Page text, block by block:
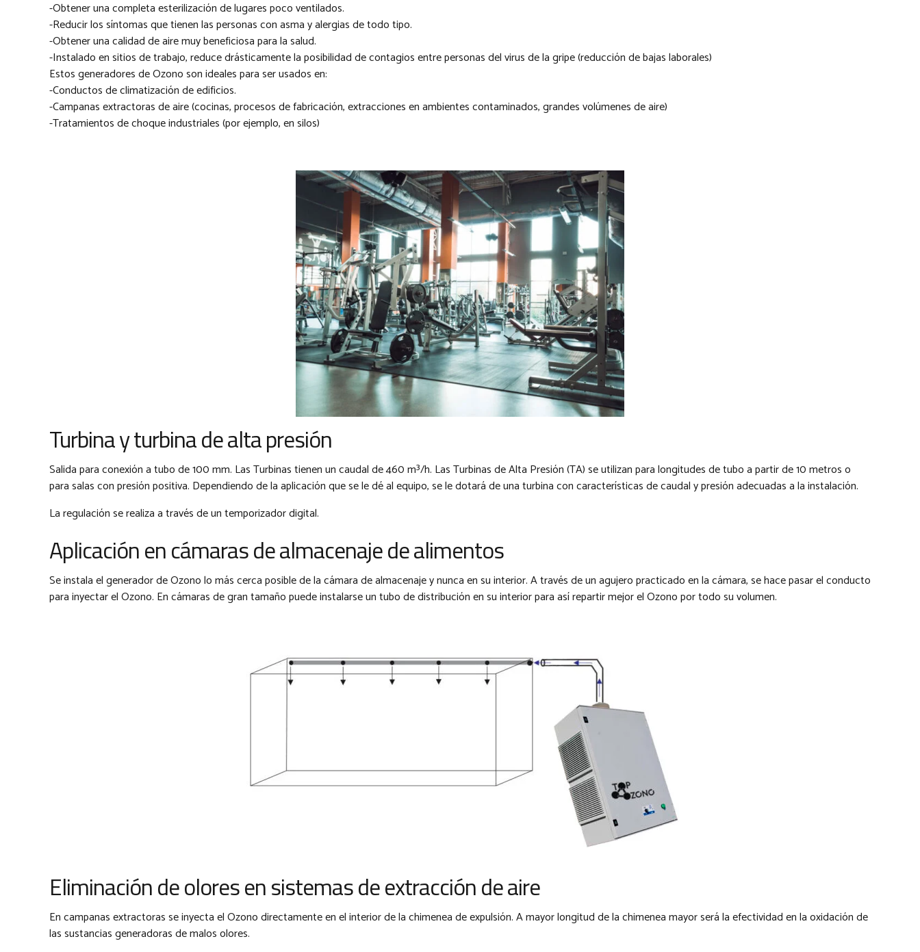
-Obtener una completa esterilización de lugares poco ventilados.
-Reducir los síntomas que tienen las personas con asma y alergias de todo tipo.
-Obtener una calidad de aire muy beneficiosa para la salud.
-Instalado en sitios de trabajo, reduce drásticamente la posibilidad de contagios entre personas del virus de la gripe (reducción de bajas laborales)
Estos generadores de Ozono son ideales para ser usados en:
-Conductos de climatización de edificios.
-Campanas extractoras de aire (cocinas, procesos de fabricación, extracciones en ambientes contaminados, grandes volúmenes de aire)
-Tratamientos de choque industriales (por ejemplo, en silos)
Turbina y turbina de alta presión
Salida para conexión a tubo de 100 mm. Las Turbinas tienen un caudal de 460 m³/h. Las Turbinas de Alta Presión (TA) se utilizan para longitudes de tubo a partir de 10 metros o
para salas con presión positiva. Dependiendo de la aplicación que se le dé al equipo, se le dotará de una turbina con características de caudal y presión adecuadas a la instalación.
La regulación se realiza a través de un temporizador digital.
Aplicación en cámaras de almacenaje de alimentos
Se instala el generador de Ozono lo más cerca posible de la cámara de almacenaje y nunca en su interior. A través de un agujero practicado en la cámara, se hace pasar el conducto
para inyectar el Ozono. En cámaras de gran tamaño puede instalarse un tubo de distribución en su interior para así repartir mejor el Ozono por todo su volumen.
Eliminación de olores en sistemas de extracción de aire
En campanas extractoras se inyecta el Ozono directamente en el interior de la chimenea de expulsión. A mayor longitud de la chimenea mayor será la efectividad en la oxidación de
las sustancias generadoras de malos olores.